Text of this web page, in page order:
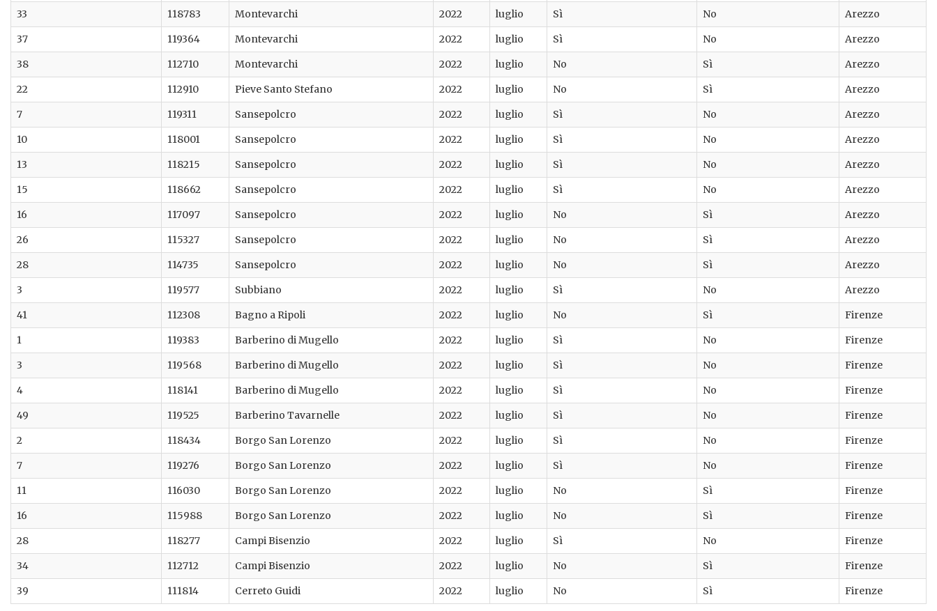
33
118783 Montevarchi 2022 luglio Sì No
Arezzo
37
119364 Montevarchi 2022 luglio Sì No
Arezzo
38
112710 Montevarchi 2022 luglio No Sì
Arezzo
22
112910 Pieve Santo Stefano 2022 luglio No Sì
Arezzo
7
119311 Sansepolcro 2022 luglio Sì No
Arezzo
10
118001 Sansepolcro 2022 luglio Sì No
Arezzo
13
118215 Sansepolcro 2022 luglio Sì No
Arezzo
15
118662 Sansepolcro 2022 luglio Sì No
Arezzo
16
117097 Sansepolcro 2022 luglio No Sì
Arezzo
26
115327 Sansepolcro 2022 luglio No Sì
Arezzo
28
114735 Sansepolcro 2022 luglio No Sì
Arezzo
3
119577 Subbiano 2022 luglio Sì No
Arezzo
41
112308 Bagno a Ripoli 2022 luglio No Sì
Firenze
1
119383 Barberino di Mugello 2022 luglio Sì No
Firenze
3
119568 Barberino di Mugello 2022 luglio Sì No
Firenze
4
118141 Barberino di Mugello 2022 luglio Sì No
Firenze
49
119525 Barberino Tavarnelle 2022 luglio Sì No
Firenze
2
118434 Borgo San Lorenzo 2022 luglio Sì No
Firenze
7
119276 Borgo San Lorenzo 2022 luglio Sì No
Firenze
11
116030 Borgo San Lorenzo 2022 luglio No Sì
Firenze
16
115988 Borgo San Lorenzo 2022 luglio No Sì
Firenze
28
118277 Campi Bisenzio 2022 luglio Sì No
Firenze
34
112712 Campi Bisenzio 2022 luglio No Sì
Firenze
39
111814 Cerreto Guidi 2022 luglio No Sì Firenze